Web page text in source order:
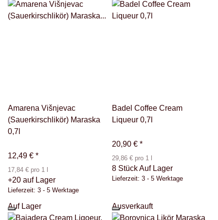
Amarena Višnjevac
(Sauerkirschlikör) Maraska
0,7l
12,49 € *
17,84 € pro 1 l
+20 auf Lager
Lieferzeit: 3 - 5 Werktage
Badel Coffee Cream
Liqueur 0,7l
20,90 € *
29,86 € pro 1 l
8 Stück Auf Lager
Lieferzeit: 3 - 5 Werktage
Auf Lager Ausverkauft